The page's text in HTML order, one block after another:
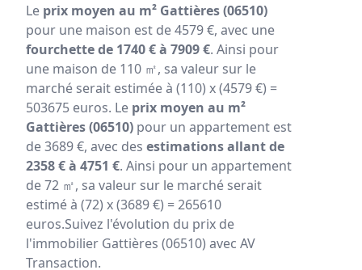
Le prix moyen au m² Gattières (06510)
pour une maison est de 4579 €, avec une
fourchette de 1740 € à 7909 €. Ainsi pour
une maison de 110 ㎡, sa valeur sur le
marché serait estimée à (110) x (4579 €) =
503675 euros. Le prix moyen au m²
Gattières (06510) pour un appartement est
de 3689 €, avec des estimations allant de
2358 € à 4751 €. Ainsi pour un appartement
de 72 ㎡, sa valeur sur le marché serait
estimé à (72) x (3689 €) = 265610
euros.Suivez l'évolution du prix de
l'immobilier Gattières (06510) avec AV
Transaction.